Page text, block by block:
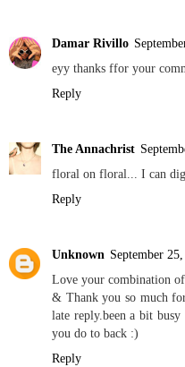
Damar Rivillo
eyy thanks ffor your
Reply
The Annachrist
floral on floral... I can
Reply
Unknown September
Love your combination of
& Thank you so much
late reply.been a bit
you do to back :)
Reply